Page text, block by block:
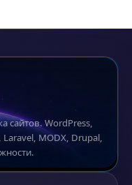
сайтов. WordPress,
Laravel, MODX, Drupal,